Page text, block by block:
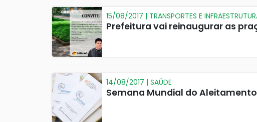
15/08/2017 | TRANSPORTES E
Prefeitura vai reinaugurar as
14/08/2017 | SAÚDE
Semana Mundial do